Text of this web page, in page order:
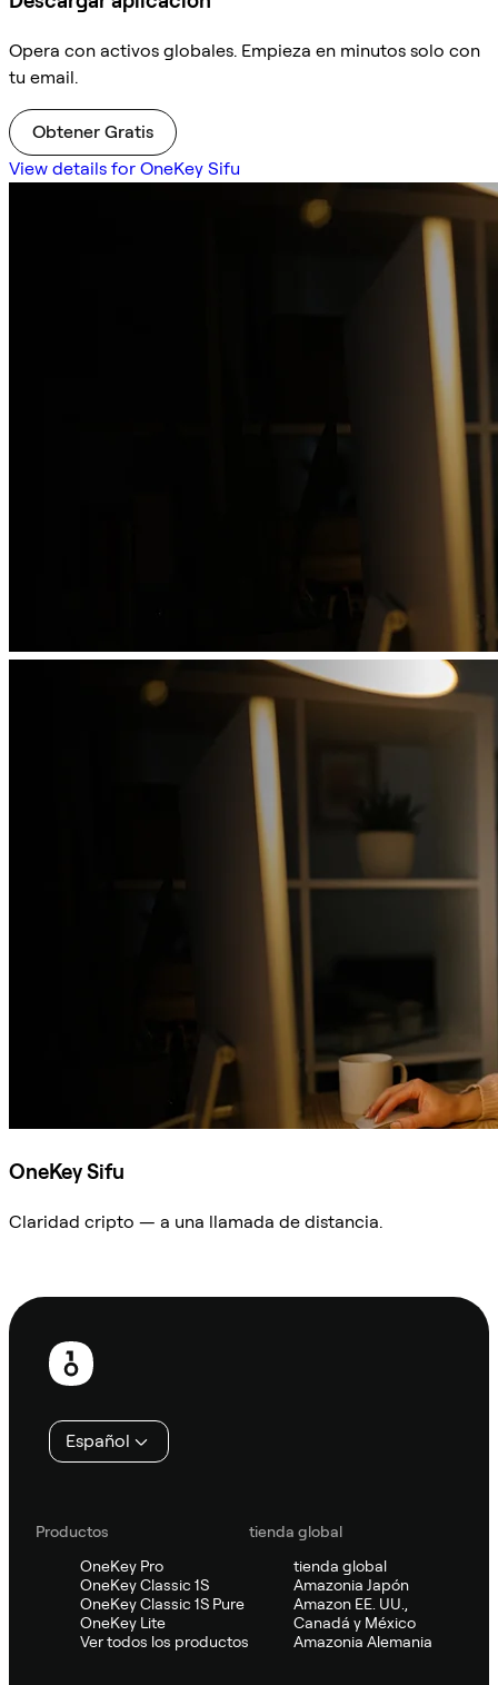
Opera con activos globales. Empieza en minutos solo con
tu email.
Obtener Gratis
View details for OneKey Sifu
OneKey Sifu
Claridad cripto — a una llamada de distancia.
Pie
página
Español
Productos
OneKey Pro
OneKey Classic 1S
OneKey Classic 1S Pure
OneKey Lite
Ver todos los productos
tienda global
tienda global
Amazonia Japón
Amazon EE. UU.,
Canadá y México
Amazonia Alemania